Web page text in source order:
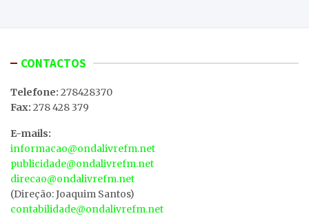
CONTACTOS
Telefone: 278428370
Fax: 278 428 379
E-mails:
informacao@ondalivrefm.net
publicidade@ondalivrefm.net
direcao@ondalivrefm.net
(Direção: Joaquim Santos)
contabilidade@ondalivrefm.net